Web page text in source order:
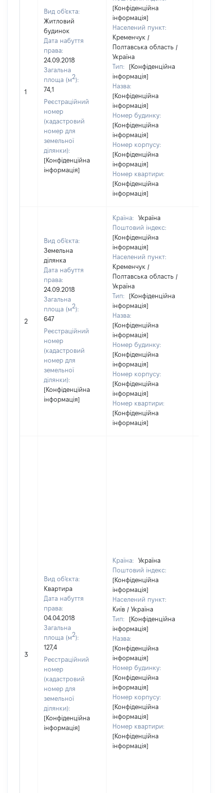
1
Вид об'єкта:
Житловий
будинок
Дата набуття
права:
24.09.2018
Загальна
площа (м2):
74,1
Реєстраційний
номер
(кадастровий
номер для
земельної
ділянки):
[Конфіденційна
інформація]
[Конфіденційна
інформація]
Населений пункт:
Кременчук /
Полтавська область /
Україна
Тип:
[Конфіденційна
інформація]
Назва:
[Конфіденційна
інформація]
Номер будинку:
[Конфіденційна
інформація]
Номер корпусу:
[Конфіденційна
інформація]
Номер квартири:
[Конфіденційна
інформація]
2
Вид об'єкта:
Земельна
ділянка
Дата набуття
права:
24.09.2018
Загальна
площа (м2):
647
Реєстраційний
номер
(кадастровий
номер для
земельної
ділянки):
[Конфіденційна
інформація]
Країна:
Україна
Поштовий індекс:
[Конфіденційна
інформація]
Населений пункт:
Кременчук /
Полтавська область /
Україна
Тип:
[Конфіденційна
інформація]
Назва:
[Конфіденційна
інформація]
Номер будинку:
[Конфіденційна
інформація]
Номер корпусу:
[Конфіденційна
інформація]
Номер квартири:
[Конфіденційна
інформація]
3
Вид об'єкта:
Квартира
Дата набуття
права:
04.04.2018
Загальна
площа (м2):
127,4
Реєстраційний
номер
(кадастровий
номер для
земельної
ділянки):
[Конфіденційна
інформація]
Країна:
Україна
Поштовий індекс:
[Конфіденційна
інформація]
Населений пункт:
Київ / Україна
Тип:
[Конфіденційна
інформація]
Назва:
[Конфіденційна
інформація]
Номер будинку:
[Конфіденційна
інформація]
Номер корпусу:
[Конфіденційна
інформація]
Номер квартири:
[Конфіденційна
інформація]